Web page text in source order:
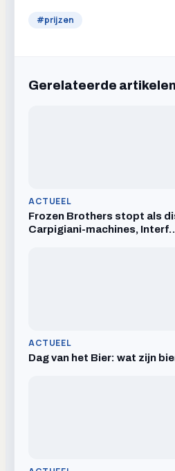
#prijzen
Gerelateerde artikelen
ACTUEEL
Frozen Brothers stopt als
Carpigiani-machines,
ACTUEEL
Dag van het Bier: wat zijn